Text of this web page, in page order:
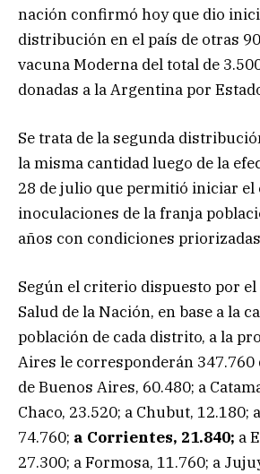
nación confirmó hoy que dio
distribución en el país de otras
vacuna Moderna del total de
donadas a la Argentina por
Se trata de la segunda
la misma cantidad luego de la
28 de julio que permitió iniciar el
inoculaciones de la franja
años con condiciones
Según el criterio dispuesto por
Salud de la Nación, en base a la
población de cada distrito, a la
Aires le corresponderán 347.760
de Buenos Aires, 60.480; a
Chaco, 23.520; a Chubut, 12.180;
74.760; a Corrientes, 21.840; a
27.300; a Formosa, 11.760; a